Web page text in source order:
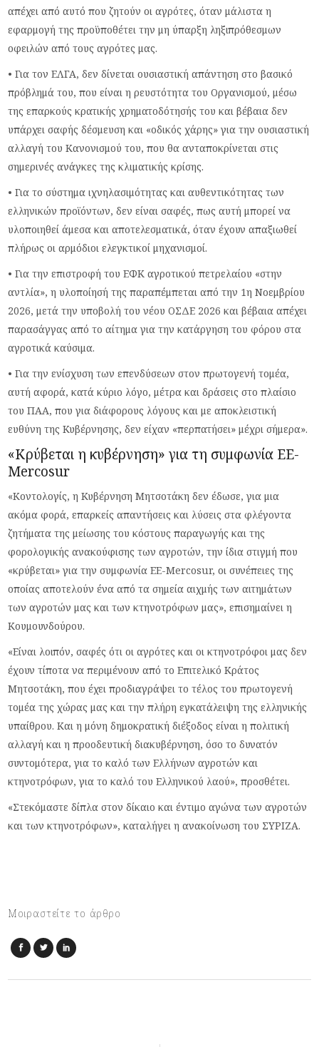
απέχει από αυτό που ζητούν οι αγρότες, όταν μάλιστα η
εφαρμογή της προϋποθέτει την μη ύπαρξη ληξιπρόθεσμων
οφειλών από τους αγρότες μας.
• Για τον ΕΛΓΑ, δεν δίνεται ουσιαστική απάντηση στο βασικό
πρόβλημά του, που είναι η ρευστότητα του Οργανισμού, μέσω
της επαρκούς κρατικής χρηματοδότησής του και βέβαια δεν
υπάρχει σαφής δέσμευση και «οδικός χάρης» για την ουσιαστική
αλλαγή του Κανονισμού του, που θα ανταποκρίνεται στις
σημερινές ανάγκες της κλιματικής κρίσης.
• Για το σύστημα ιχνηλασιμότητας και αυθεντικότητας των
ελληνικών προϊόντων, δεν είναι σαφές, πως αυτή μπορεί να
υλοποιηθεί άμεσα και αποτελεσματικά, όταν έχουν απαξιωθεί
πλήρως οι αρμόδιοι ελεγκτικοί μηχανισμοί.
• Για την επιστροφή του ΕΦΚ αγροτικού πετρελαίου «στην
αντλία», η υλοποίησή της παραπέμπεται από την 1η Νοεμβρίου
2026, μετά την υποβολή του νέου ΟΣΔΕ 2026 και βέβαια απέχει
παρασάγγας από το αίτημα για την κατάργηση του φόρου στα
αγροτικά καύσιμα.
• Για την ενίσχυση των επενδύσεων στον πρωτογενή τομέα,
αυτή αφορά, κατά κύριο λόγο, μέτρα και δράσεις στο πλαίσιο
του ΠΑΑ, που για διάφορους λόγους και με αποκλειστική
ευθύνη της Κυβέρνησης, δεν είχαν «περπατήσει» μέχρι σήμερα».
«Κρύβεται η κυβέρνηση» για τη συμφωνία ΕΕ-
Mercosur
«Κοντολογίς, η Κυβέρνηση Μητσοτάκη δεν έδωσε, για μια
ακόμα φορά, επαρκείς απαντήσεις και λύσεις στα φλέγοντα
ζητήματα της μείωσης του κόστους παραγωγής και της
φορολογικής ανακούφισης των αγροτών, την ίδια στιγμή που
«κρύβεται» για την συμφωνία ΕΕ-Mercosur, οι συνέπειες της
οποίας αποτελούν ένα από τα σημεία αιχμής των αιτημάτων
των αγροτών μας και των κτηνοτρόφων μας», επισημαίνει η
Κουμουνδούρου.
«Είναι λοιπόν, σαφές ότι οι αγρότες και οι κτηνοτρόφοι μας δεν
έχουν τίποτα να περιμένουν από το Επιτελικό Κράτος
Μητσοτάκη, που έχει προδιαγράψει το τέλος του πρωτογενή
τομέα της χώρας μας και την πλήρη εγκατάλειψη της ελληνικής
υπαίθρου. Και η μόνη δημοκρατική διέξοδος είναι η πολιτική
αλλαγή και η προοδευτική διακυβέρνηση, όσο το δυνατόν
συντομότερα, για το καλό των Ελλήνων αγροτών και
κτηνοτρόφων, για το καλό του Ελληνικού λαού», προσθέτει.
«Στεκόμαστε δίπλα στον δίκαιο και έντιμο αγώνα των αγροτών
και των κτηνοτρόφων», καταλήγει η ανακοίνωση του ΣΥΡΙΖΑ.
Μοιραστείτε το άρθρο